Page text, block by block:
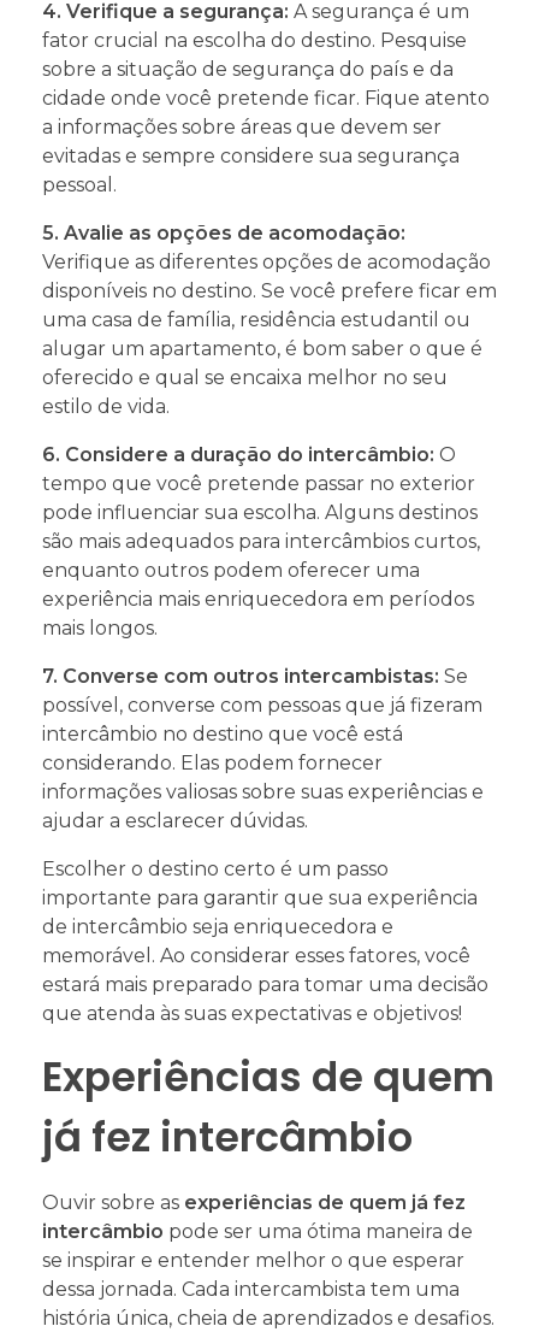
4. Verifique a segurança: A segurança é um
fator crucial na escolha do destino. Pesquise
sobre a situação de segurança do país e da
cidade onde você pretende ficar. Fique atento
a informações sobre áreas que devem ser
evitadas e sempre considere sua segurança
pessoal.
5. Avalie as opções de acomodação:
Verifique as diferentes opções de acomodação
disponíveis no destino. Se você prefere ficar em
uma casa de família, residência estudantil ou
alugar um apartamento, é bom saber o que é
oferecido e qual se encaixa melhor no seu
estilo de vida.
6. Considere a duração do intercâmbio: O
tempo que você pretende passar no exterior
pode influenciar sua escolha. Alguns destinos
são mais adequados para intercâmbios curtos,
enquanto outros podem oferecer uma
experiência mais enriquecedora em períodos
mais longos.
7. Converse com outros intercambistas: Se
possível, converse com pessoas que já fizeram
intercâmbio no destino que você está
considerando. Elas podem fornecer
informações valiosas sobre suas experiências e
ajudar a esclarecer dúvidas.
Escolher o destino certo é um passo
importante para garantir que sua experiência
de intercâmbio seja enriquecedora e
memorável. Ao considerar esses fatores, você
estará mais preparado para tomar uma decisão
que atenda às suas expectativas e objetivos!
Experiências de quem
já fez intercâmbio
Ouvir sobre as experiências de quem já fez
intercâmbio pode ser uma ótima maneira de
se inspirar e entender melhor o que esperar
dessa jornada. Cada intercambista tem uma
história única, cheia de aprendizados e desafios.